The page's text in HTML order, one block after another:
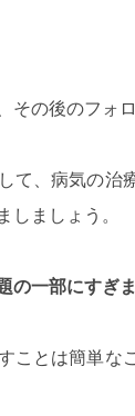
その後のフォ
て、病気の治
しましょう。
の一部にすぎま
ことは簡単な